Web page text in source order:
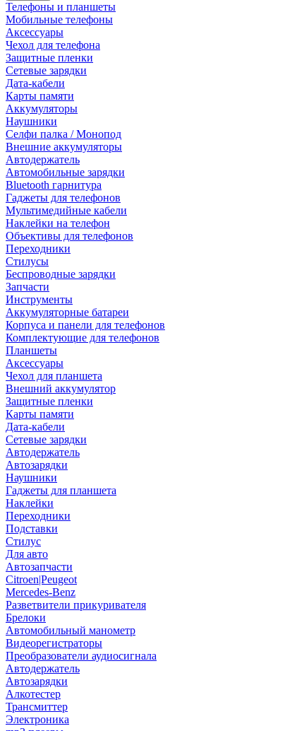
Телефоны и планшеты
Мобильные телефоны
Аксессуары
Чехол для телефона
Защитные пленки
Сетевые зарядки
Дата-кабели
Карты памяти
Аккумуляторы
Наушники
Селфи палка / Монопод
Внешние аккумуляторы
Автодержатель
Автомобильные зарядки
Bluetooth гарнитура
Гаджеты для телефонов
Мультимедийные кабели
Наклейки на телефон
Объективы для телефонов
Переходники
Стилусы
Беспроводные зарядки
Запчасти
Инструменты
Аккумуляторные батареи
Корпуса и панели для телефонов
Комплектующие для телефонов
Планшеты
Аксессуары
Чехол для планшета
Внешний аккумулятор
Защитные пленки
Карты памяти
Дата-кабели
Сетевые зарядки
Автодержатель
Автозарядки
Наушники
Гаджеты для планшета
Наклейки
Переходники
Подставки
Стилус
Для авто
Автозапчасти
Citroen|Peugeot
Mercedes-Benz
Разветвители прикуривателя
Брелоки
Автомобильный манометр
Видеорегистраторы
Преобразователи аудиосигнала
Автодержатель
Автозарядки
Алкотестер
Трансмиттер
Электроника